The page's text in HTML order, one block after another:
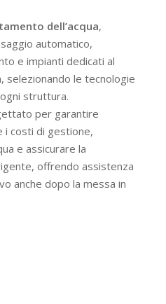
dell’acqua,
automatico,
e impianti dedicati al
selezionando le tecnologie
struttura.
per garantire
i costi di gestione,
e assicurare la
offrendo assistenza
anche dopo la messa in